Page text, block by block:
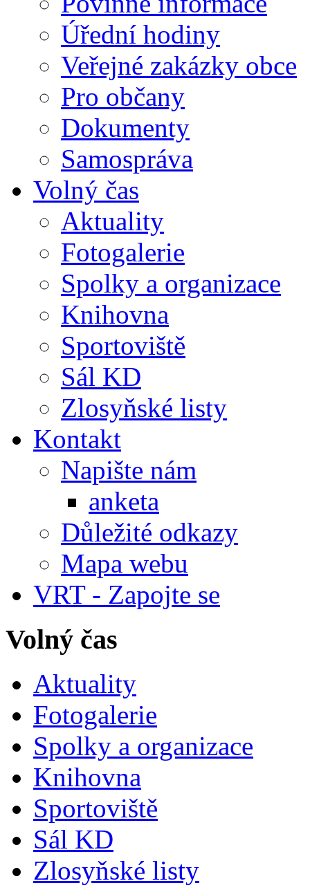
Úřední hodiny
Veřejné zakázky obce
Pro občany
Dokumenty
Samospráva
Volný čas
Aktuality
Fotogalerie
Spolky a organizace
Knihovna
Sportoviště
Sál KD
Zlosyňské listy
Kontakt
Napište nám
anketa
Důležité odkazy
Mapa webu
VRT - Zapojte se
Volný čas
Aktuality
Fotogalerie
Spolky a organizace
Knihovna
Sportoviště
Sál KD
Zlosyňské listy